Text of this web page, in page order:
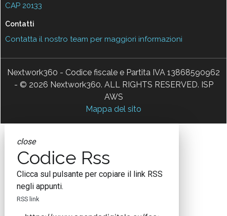
CAP 20133
Contatti
Contatta il nostro team per maggiori informazioni
Nextwork360 - Codice fiscale e Partita IVA 13868590962
- © 2026 Nextwork360. ALL RIGHTS RESERVED. ISP
AWS
Mappa del sito
close
Codice Rss
Clicca sul pulsante per copiare il link RSS
negli appunti.
RSS link